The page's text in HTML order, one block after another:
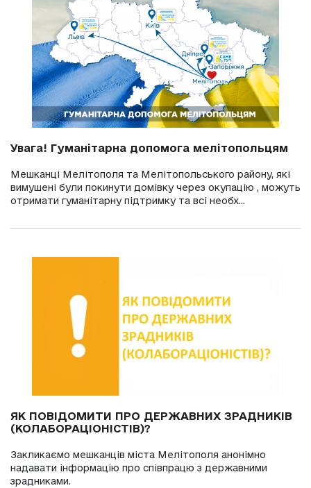
Увага! Гуманітарна допомога мелітопольцям
Мешканці Мелітополя та Мелітопольського району, які
вимушені були покинути домівку через окупацію , можуть
отримати гуманітарну підтримку та всі необх...
ЯК ПОВІДОМИТИ ПРО ДЕРЖАВНИХ ЗРАДНИКІВ
(КОЛАБОРАЦІОНІСТІВ)?
Закликаємо мешканців міста Мелітополя анонімно
надавати інформацію про співпрацю з державними
зрадниками.